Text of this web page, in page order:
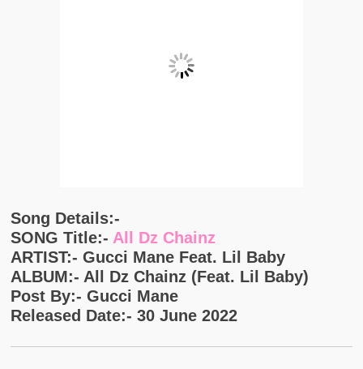
Song Details:-
SONG Title:- All Dz Chainz
ARTIST:- Gucci Mane Feat. Lil Baby
ALBUM:- All Dz Chainz (feat. Lil Baby)
Post By:- Gucci Mane
Released Date:- 30 June 2022